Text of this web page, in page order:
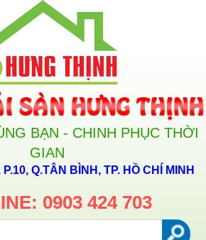
BẠN - CHINH PHỤC THỜI
GIAN
Q.TÂN BÌNH, TP. HỒ CHÍ MINH
0903 424 703